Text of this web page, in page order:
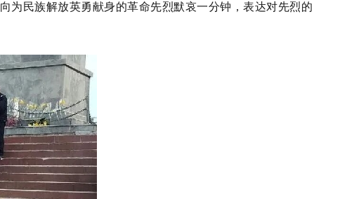
为民族解放英勇献身的革命先烈默哀一分钟，表达对先烈的